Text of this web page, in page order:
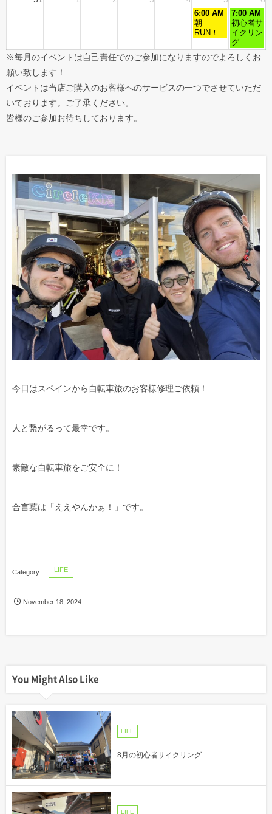
6:00 AM
朝
RUN！
7:00 AM
初心者サ
イクリン
グ
※毎月のイベントは自己責任でのご参加になりますのでよろしくお
願い致します！
イベントは当店ご購入のお客様へのサービスの一つでさせていただ
いております。ご了承ください。
皆様のご参加お待ちしております。
今日はスペインから自転車旅のお客様修理ご依頼！
人と繋がるって最幸です。
素敵な自転車旅をご安全に！
合言葉は「ええやんかぁ！」です。
LIFE
November 18 ,2024
You Might Also Like
LIFE
8月の初心者サイクリング
LIFE